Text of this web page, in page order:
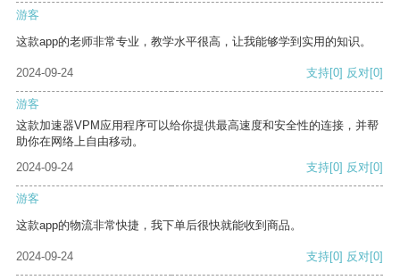
游客
这款app的老师非常专业，教学水平很高，让我能够学到实用的知识。
2024-09-24 支持[0] 反对[0]
游客
这款加速器VPM应用程序可以给你提供最高速度和安全性的连接，并帮
助你在网络上自由移动。
2024-09-24
支持[0] 反对[0]
游客
这款app的物流非常快捷，我下单后很快就能收到商品。
2024-09-24 支持[0] 反对[0]